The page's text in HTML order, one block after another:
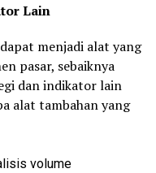
Lain
menjadi alat yang
pasar, sebaiknya
dan indikator lain
alat tambahan yang
volume